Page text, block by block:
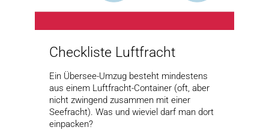
Checkliste Luftfracht
Ein Übersee-Umzug besteht mindestens
aus einem Luftfracht-Container (oft, aber
nicht zwingend zusammen mit einer
Seefracht). Was und wieviel darf man dort
einpacken?